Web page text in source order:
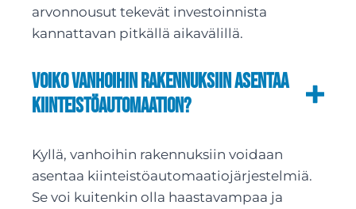
arvonnousut tekevät investoinnista
kannattavan pitkällä aikavälillä.
Voiko vanhoihin rakennuksiin asentaa
kiinteistöautomaation?
Kyllä, vanhoihin rakennuksiin voidaan
asentaa kiinteistöautomaatiojärjestelmiä.
Se voi kuitenkin olla haastavampaa ja